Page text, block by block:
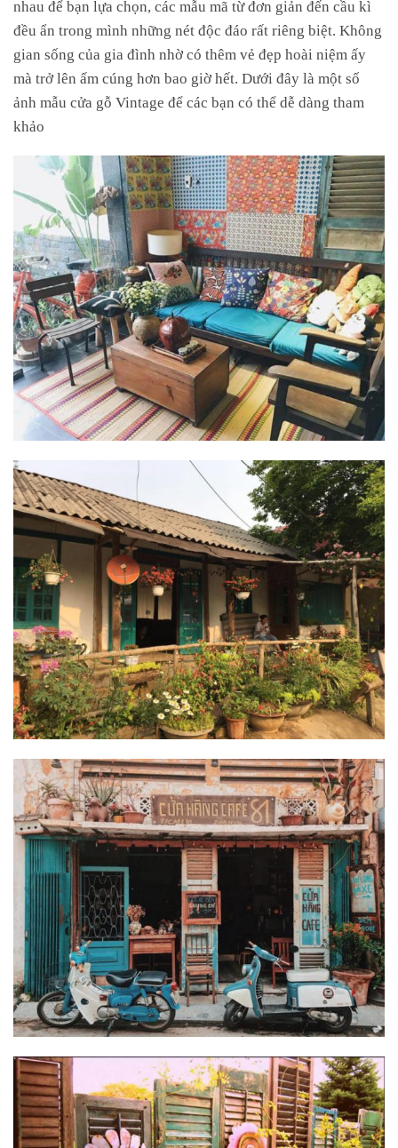
nhau để bạn lựa chọn, các mẫu mã từ đơn giản đến cầu kì
đều ẩn trong mình những nét độc đáo rất riêng biệt. Không
gian sống của gia đình nhờ có thêm vẻ đẹp hoài niệm ấy
mà trở lên ấm cúng hơn bao giờ hết. Dưới đây là một số
ảnh mẫu cửa gỗ Vintage để các bạn có thể dễ dàng tham
khảo